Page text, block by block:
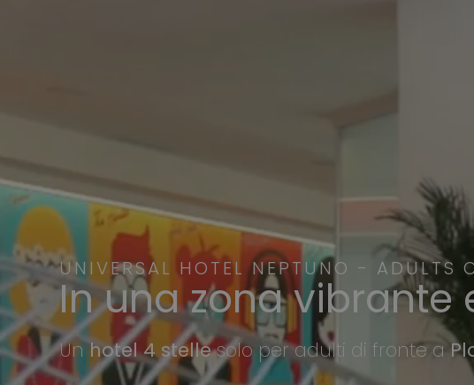
UNIVERSAL HOTEL NEPTUNO - ADULTS
In una zona vibrante
Unhotel 4 stellesolo per adulti di fronte a